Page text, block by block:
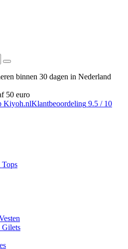
binnen 30 dagen in Nederland
50 euro
Klantbeoordeling 9.5 / 10
Gilets